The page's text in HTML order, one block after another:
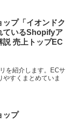
ップ「イオンドク
ているShopifyア
説 売上トップEC
を紹介します。ECサ
やすくまとめていま
ップ